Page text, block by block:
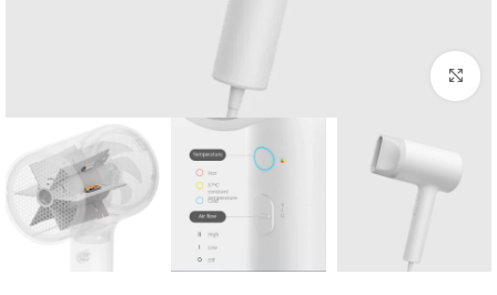
برای بزرگنمایی کلیک کنید